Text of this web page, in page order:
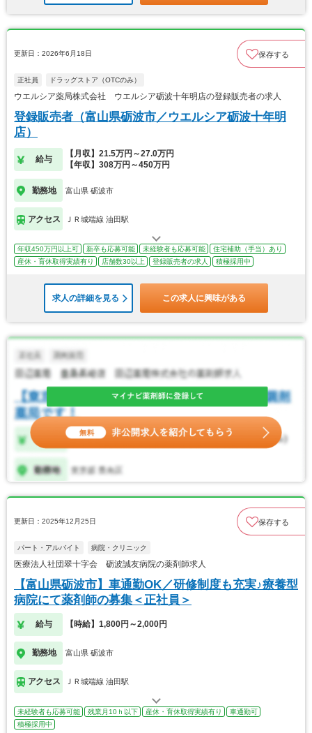
更新日：2026年6月18日 保存する
正社員 ドラッグストア（OTCのみ）
ウエルシア薬局株式会社 ウエルシア砺波十年明店の登録販売者の求人
登録販売者（富山県砺波市／ウエルシア砺波十年明
店）
給与
【月収】21.5万円～27.0万円
【年収】308万円～450万円
勤務地 富山県 砺波市
アクセス ＪＲ城端線 油田駅
年収450万円以上可 新卒も応募可能 未経験者も応募可能
住宅補助（手当）あり
産休・育休取得実績有り
店舗数30以上 登録販売者の求人 積極採用中
求人の詳細を見る この求人に興味がある
更新日：2025年12月25日 保存する
パート・アルバイト 病院・クリニック
医療法人社団翠十字会 砺波誠友病院の薬剤師求人
【富山県砺波市】車通勤OK／研修制度も充実♪療養型
病院にて薬剤師の募集＜正社員＞
給与 【時給】1,800円～2,000円
勤務地 富山県 砺波市
アクセス ＪＲ城端線 油田駅
未経験者も応募可能 残業月10ｈ以下 産休・育休取得実績有り
車通勤可
積極採用中